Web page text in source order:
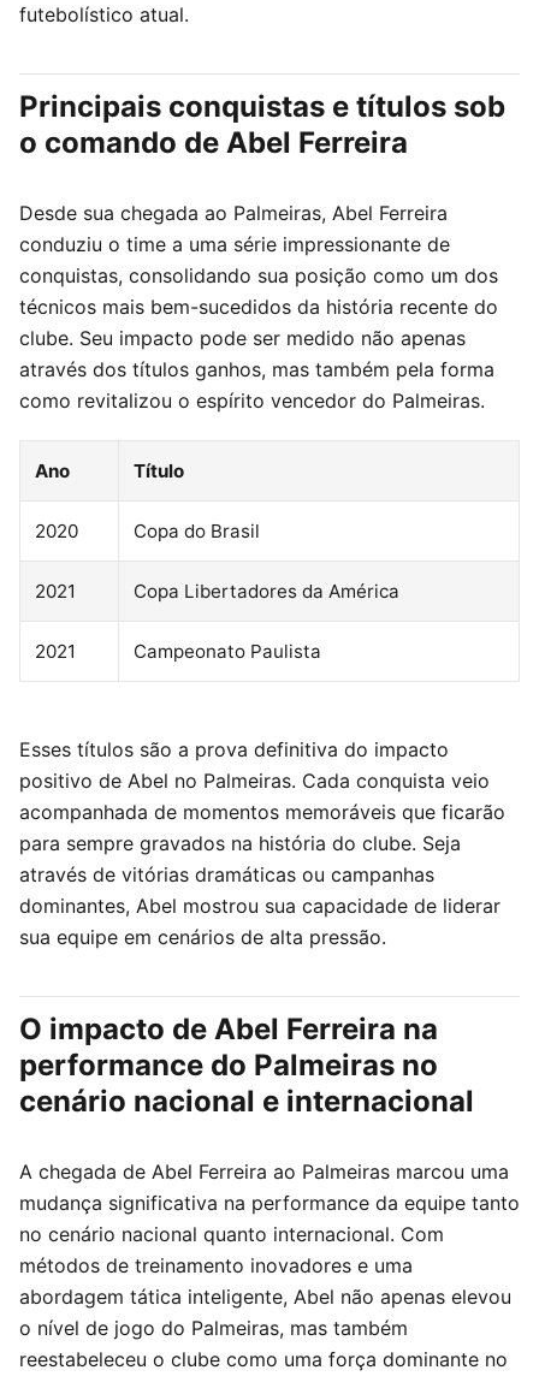
futebolístico atual.
Principais conquistas e títulos sob
o comando de Abel Ferreira
Desde sua chegada ao Palmeiras, Abel Ferreira
conduziu o time a uma série impressionante de
conquistas, consolidando sua posição como um dos
técnicos mais bem-sucedidos da história recente do
clube. Seu impacto pode ser medido não apenas
através dos títulos ganhos, mas também pela forma
como revitalizou o espírito vencedor do Palmeiras.
Ano Título
2020 Copa do Brasil
2021 Copa Libertadores da América
2021 Campeonato Paulista
Esses títulos são a prova definitiva do impacto
positivo de Abel no Palmeiras. Cada conquista veio
acompanhada de momentos memoráveis que ficarão
para sempre gravados na história do clube. Seja
através de vitórias dramáticas ou campanhas
dominantes, Abel mostrou sua capacidade de liderar
sua equipe em cenários de alta pressão.
O impacto de Abel Ferreira na
performance do Palmeiras no
cenário nacional e internacional
A chegada de Abel Ferreira ao Palmeiras marcou uma
mudança significativa na performance da equipe tanto
no cenário nacional quanto internacional. Com
métodos de treinamento inovadores e uma
abordagem tática inteligente, Abel não apenas elevou
o nível de jogo do Palmeiras, mas também
reestabeleceu o clube como uma força dominante no